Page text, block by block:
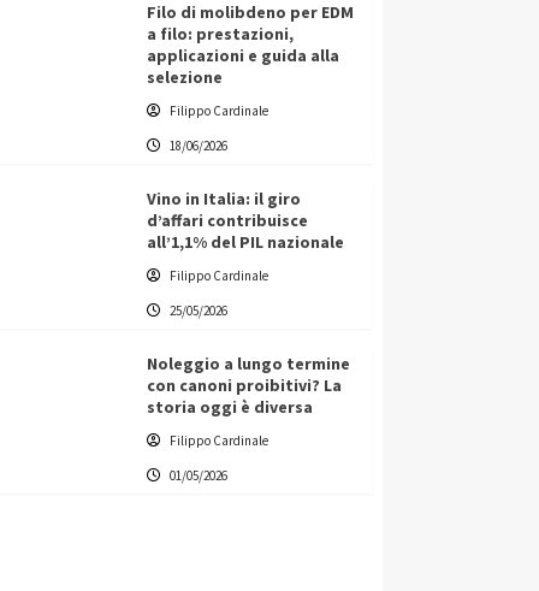
Filo di molibdeno per EDM
a filo: prestazioni,
applicazioni e guida alla
selezione
Filippo Cardinale
18/06/2026
Vino in Italia: il giro
d’affari contribuisce
all’1,1% del PIL nazionale
Filippo Cardinale
25/05/2026
Noleggio a lungo termine
con canoni proibitivi? La
storia oggi è diversa
Filippo Cardinale
01/05/2026